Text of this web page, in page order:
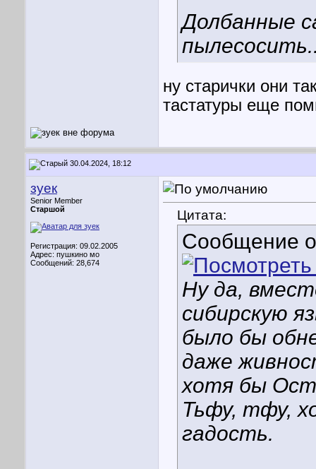
Долбанные
ну старички они
тастатуры еще
30.04.2024, 18:12
зуек
Senior Member
Старшой
Регистрация: 09.02.2005
Адрес: пушкино мо
Сообщений: 28,674
Цитата:
Сообщение
Ну да,
сибирскую
было бы
даже
хотя бы
Тьфу, тфу,
гадость.